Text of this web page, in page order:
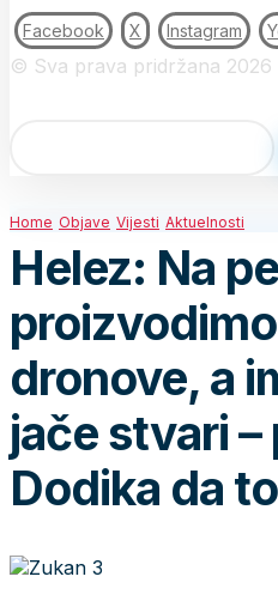
Facebook X Instagram
© Sva prava pridržana 2026
Home Objave Vijesti Aktuelnosti
Helez: Na
proizvodimo
dronove, a
jače stvari
Dodika da